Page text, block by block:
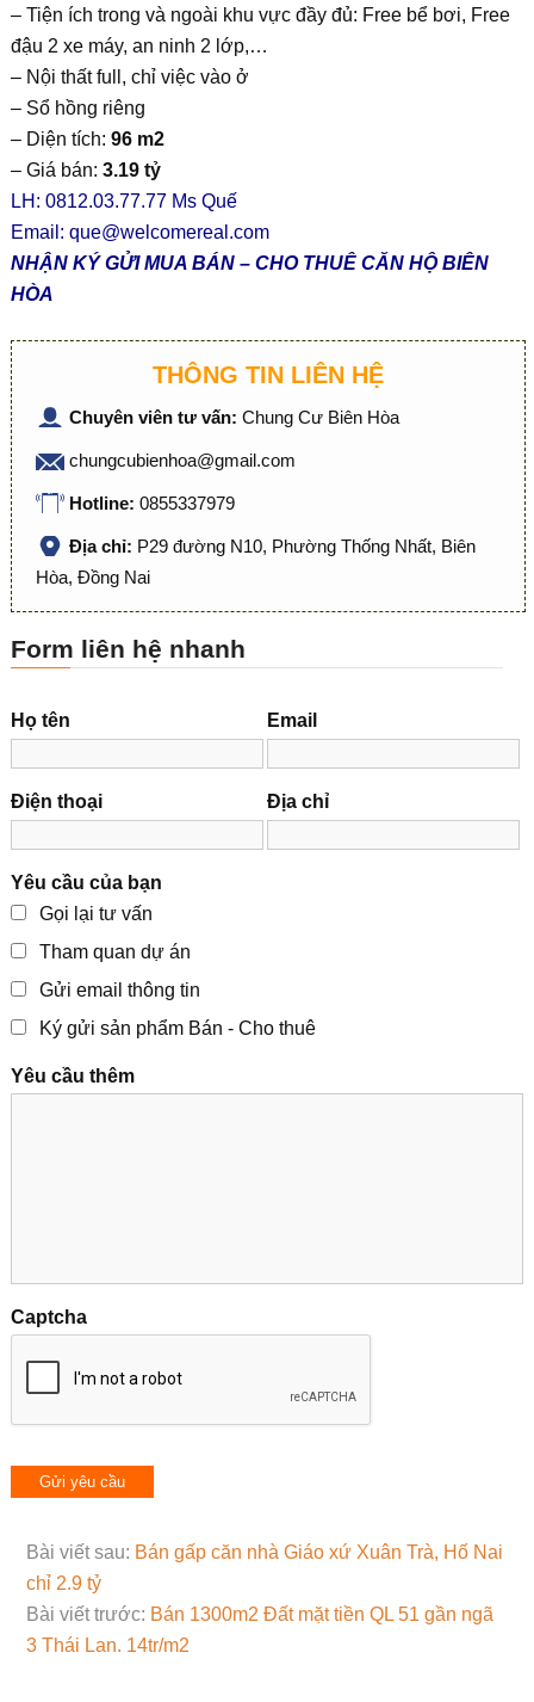
– Tiện ích trong và ngoài khu vực đầy đủ: Free bể bơi, Free
đậu 2 xe máy, an ninh 2 lớp,…
– Nội thất full, chỉ việc vào ở
– Sổ hồng riêng
– Diện tích: 96 m2
– Giá bán: 3.19 tỷ
LH: 0812.03.77.77 Ms Quế
Email: que@welcomereal.com
NHẬN KÝ GỬI MUA BÁN – CHO THUÊ CĂN HỘ BIÊN
HÒA
THÔNG TIN LIÊN HỆ
Chuyên viên tư vấn: Chung Cư Biên Hòa
chungcubienhoa@gmail.com
Hotline: 0855337979
Địa chỉ: P29 đường N10, Phường Thống Nhất, Biên
Hòa, Đồng Nai
Form liên hệ nhanh
Họ tên Email
Điện thoại Địa chỉ
Yêu cầu của bạn
Gọi lại tư vấn
Tham quan dự án
Gửi email thông tin
Ký gửi sản phẩm Bán - Cho thuê
Yêu cầu thêm
Captcha
Bài viết sau: Bán gấp căn nhà Giáo xứ Xuân Trà, Hố Nai
chỉ 2.9 tỷ
Bài viết trước: Bán 1300m2 Đất mặt tiền QL 51 gần ngã
3 Thái Lan. 14tr/m2